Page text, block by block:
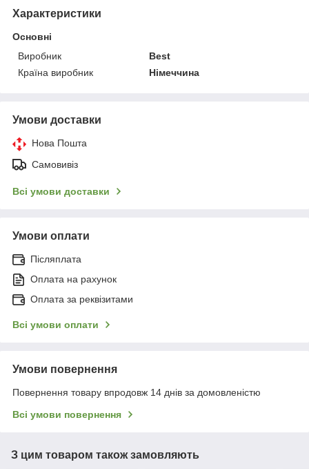
Характеристики
Основні
Виробник
Best
Країна виробник
Німеччина
Умови доставки
Нова Пошта
Самовивіз
Всі умови доставки
Умови оплати
Післяплата
Оплата на рахунок
Оплата за реквізитами
Всі умови оплати
Умови повернення
Повернення товару впродовж 14 днів за домовленістю
Всі умови повернення
З цим товаром також замовляють